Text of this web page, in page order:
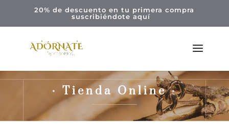
20% de descuento en tu primera compra
suscribiéndoteaquí
· Tienda Online ·